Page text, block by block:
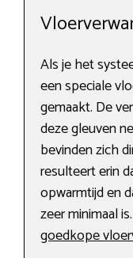
Als je het
een speciale
gemaakt. De
deze gleuven
bevinden zich
resulteert erin
opwarmtijd en
zeer minimaal
goedkope